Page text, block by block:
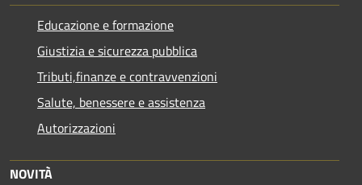
Educazione e formazione
Giustizia e sicurezza pubblica
Tributi,finanze e contravvenzioni
Salute, benessere e assistenza
Autorizzazioni
NOVITÀ